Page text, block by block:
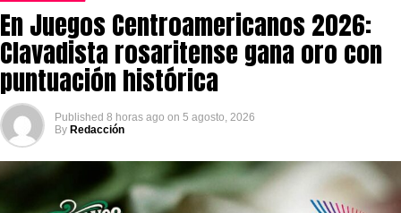
En Juegos Centroamericanos 2026:
Clavadista rosaritense gana oro con
puntuación histórica
Published 8 horas ago on 5 agosto, 2026
By Redacción